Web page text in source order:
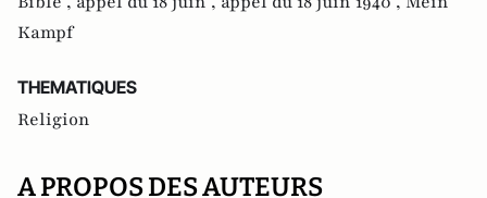
Kampf
THEMATIQUES
Religion
A PROPOS DES AUTEURS